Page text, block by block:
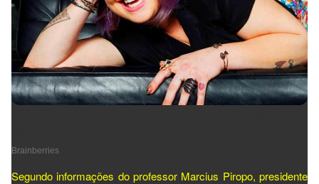
Segundo informações do professor Marcius Piropo, presidente